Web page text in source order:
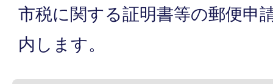
市税に関する証明書等の郵便申
内します。